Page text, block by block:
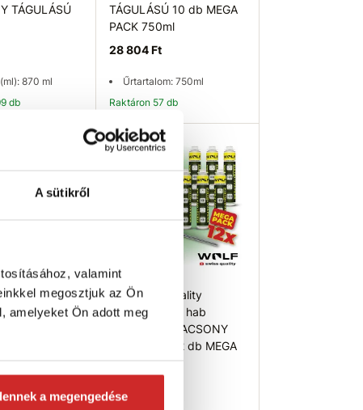
A sütikről
valamint
megosztjuk az Ön
amelyeket Ön adott meg
a megengedése
TÁGULÁSÚ
870 ml
db
TÁGULÁSÚ 10 db MEGA
PACK 750ml
28 804 Ft
Űrtartalom: 750ml
Raktáron 57 db
Kosárba
hab
Bestseller
Wolf swiss quality
Szerelő (PUR) hab
pisztolyos ALACSONY
TÁGULÁSÚ 12 db MEGA